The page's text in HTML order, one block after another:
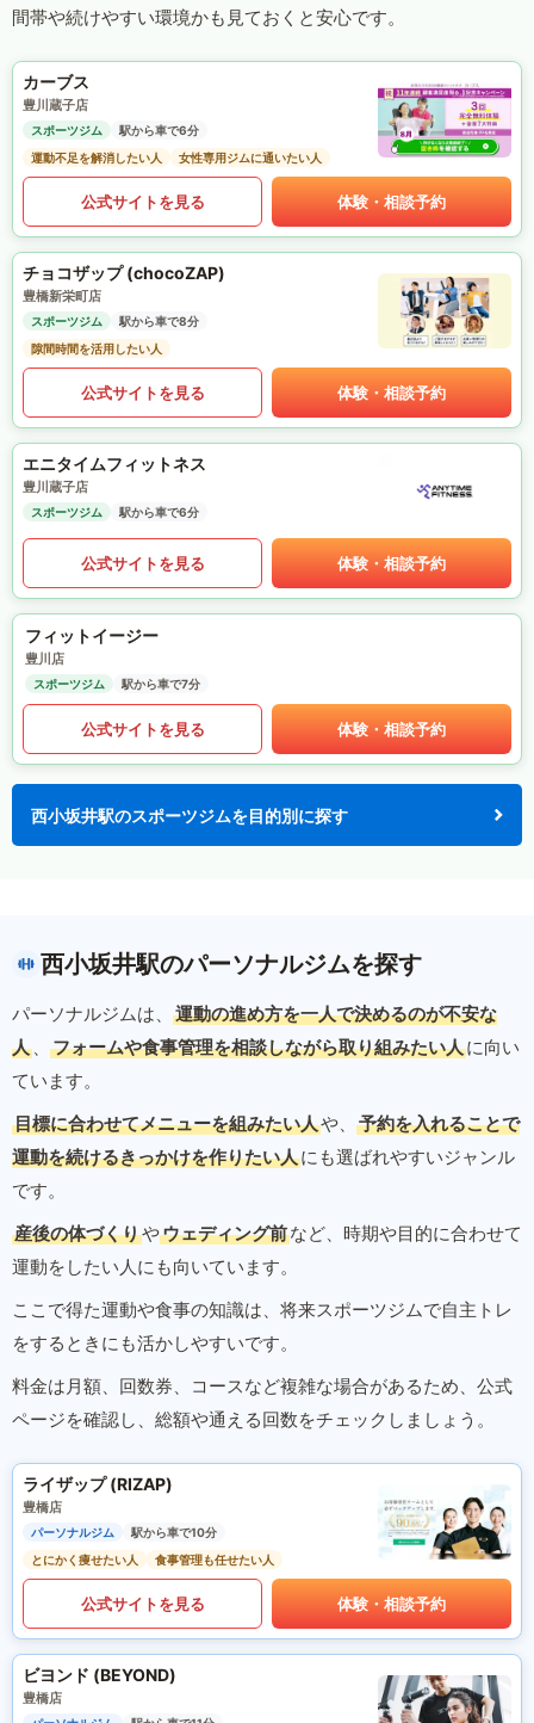
間帯や続けやすい環境かも見ておくと安心です。
カーブス
豊川蔵子店
スポーツジム
駅から車で6分
運動不足を解消したい人
女性専用ジムに通いたい人
公式サイトを見る 体験・相談予約
チョコザップ (chocoZAP)
豊橋新栄町店
スポーツジム
駅から車で8分
隙間時間を活用したい人
公式サイトを見る 体験・相談予約
エニタイムフィットネス
豊川蔵子店
スポーツジム 駅から車で6分
公式サイトを見る 体験・相談予約
フィットイージー
豊川店
スポーツジム 駅から車で7分
公式サイトを見る 体験・相談予約
西小坂井駅のスポーツジムを目的別に探す
西小坂井駅のパーソナルジムを探す
パーソナルジムは、
運動の進め方を一人で決めるのが不安な
人 、 フォームや食事管理を相談しながら取り組みたい人に向い
ています。
目標に合わせてメニューを組みたい人や、
予約を入れることで
運動を続けるきっかけを作りたい人にも選ばれやすいジャンル
です。
産後の体づくりやウェディング前など、時期や目的に合わせて
運動をしたい人にも向いています。
ここで得た運動や食事の知識は、将来スポーツジムで自主トレ
をするときにも活かしやすいです。
料金は月額、回数券、コースなど複雑な場合があるため、公式
ページを確認し、総額や通える回数をチェックしましょう。
ライザップ (RIZAP)
豊橋店
パーソナルジム
駅から車で10分
とにかく痩せたい人
食事管理も任せたい人
公式サイトを見る 体験・相談予約
ビヨンド (BEYOND)
豊橋店